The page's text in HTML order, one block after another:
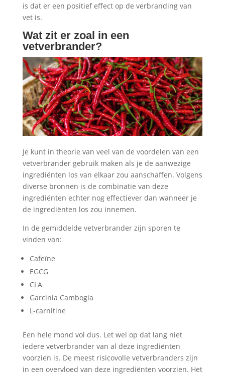
is dat er een positief effect op de verbranding van
vet is.
Wat zit er zoal in een
vetverbrander?
Je kunt in theorie van veel van de voordelen van een
vetverbrander gebruik maken als je de aanwezige
ingrediënten los van elkaar zou aanschaffen. Volgens
diverse bronnen is de combinatie van deze
ingrediënten echter nog effectiever dan wanneer je
de ingrediënten los zou innemen.
In de gemiddelde vetverbrander zijn sporen te
vinden van:
Cafeïne
EGCG
CLA
Garcinia Cambogia
L-carnitine
Een hele mond vol dus. Let wel op dat lang niet
iedere vetverbrander van al deze ingrediënten
voorzien is. De meest risicovolle vetverbranders zijn
in een overvloed van deze ingrediënten voorzien. Het